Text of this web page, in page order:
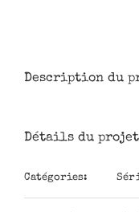
Description du
Détails du projet
Catégories: